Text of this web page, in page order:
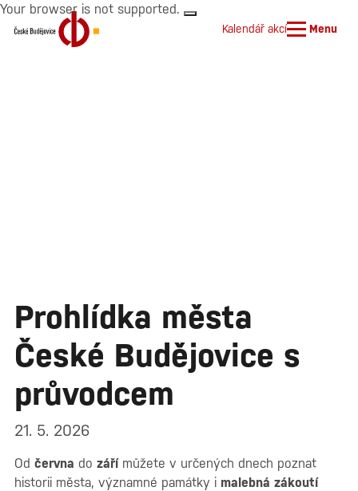
Your browser is not supported.
Kalendář akcí Menu
Prohlídka města
České Budějovice s
průvodcem
21. 5. 2026
Od června do zářímůžete v určených dnech poznat
historii města, významné památky i malebná zákoutí